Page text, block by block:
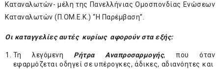
Καταναλωτών- μέλη της Πανελλήνιας Ομοσπονδίας Ενώσεων
Καταναλωτών (Π.ΟΜ.Ε.Κ.) “Η Παρέμβαση”.
Οι καταγγελίες αυτές κυρίως αφορούν στα εξής:
Τη λεγόμενη Ρήτρα Αναπροσαρμογής, που όταν
εφαρμόζεται οδηγεί σε υπέρογκες, άδικες, αδιανόητες και